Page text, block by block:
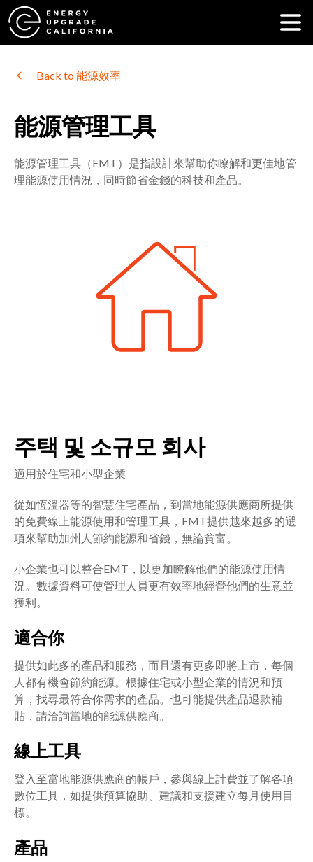
Back to 能源效率
能源管理工具
能源管理工具（EMT）是指設計來幫助你瞭解和更佳地管
理能源使用情況，同時節省金錢的科技和產品。
주택 및 소규모 회사
適用於住宅和小型企業
從如恆溫器等的智慧住宅產品，到當地能源供應商所提供
的免費線上能源使用和管理工具，EMT提供越來越多的選
項來幫助加州人節約能源和省錢，無論貧富。
小企業也可以整合EMT，以更加瞭解他們的能源使用情
況。數據資料可使管理人員更有效率地經營他們的生意並
獲利。
適合你
提供如此多的產品和服務，而且還有更多即將上市，每個
人都有機會節約能源。根據住宅或小型企業的情況和預
算，找尋最符合你需求的產品。也可能提供產品退款補
貼，請洽詢當地的能源供應商。
線上工具
登入至當地能源供應商的帳戶，參與線上計費並了解各項
數位工具，如提供預算協助、建議和支援建立每月使用目
標。
產品